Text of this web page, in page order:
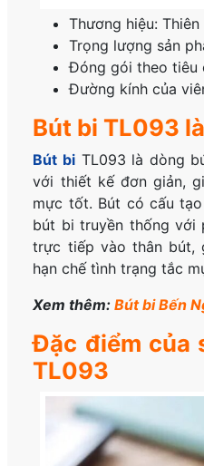
Thương hiệu: Thiên
Trọng lượng sản
Đóng gói theo tiêu
Đường kính của
Bút bi TL093
Bút bi TL093 là dòng
với thiết kế đơn giản,
mực tốt. Bút có cấu
bút bi truyền thống với
trực tiếp vào thân bút,
hạn chế tình trạng tắc
Xem thêm:Bút bi Bến
Đặc điểm của
TL093